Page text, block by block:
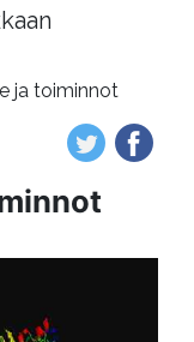
ja toiminnot